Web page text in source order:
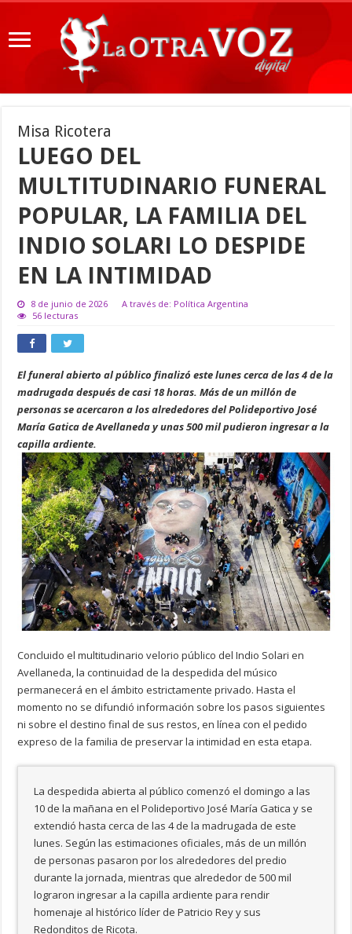
Misa Ricotera
LUEGO DEL
MULTITUDINARIO FUNERAL
POPULAR, LA FAMILIA DEL
INDIO SOLARI LO DESPIDE
EN LA INTIMIDAD
8 de junio de 2026
A través de: Política Argentina
56 lecturas
El funeral abierto al público finalizó este lunes cerca de las 4 de la
madrugada después de casi 18 horas. Más de un millón de
personas se acercaron a los alrededores del Polideportivo José
María Gatica de Avellaneda y unas 500 mil pudieron ingresar a la
capilla ardiente.
Concluido el multitudinario velorio público del Indio Solari en
Avellaneda, la continuidad de la despedida del músico
permanecerá en el ámbito estrictamente privado. Hasta el
momento no se difundió información sobre los pasos siguientes
ni sobre el destino final de sus restos, en línea con el pedido
expreso de la familia de preservar la intimidad en esta etapa.
La despedida abierta al público comenzó el domingo a las
10 de la mañana en el Polideportivo José María Gatica y se
extendió hasta cerca de las 4 de la madrugada de este
lunes. Según las estimaciones oficiales, más de un millón
de personas pasaron por los alrededores del predio
durante la jornada, mientras que alrededor de 500 mil
lograron ingresar a la capilla ardiente para rendir
homenaje al histórico líder de Patricio Rey y sus
Redonditos de Ricota.